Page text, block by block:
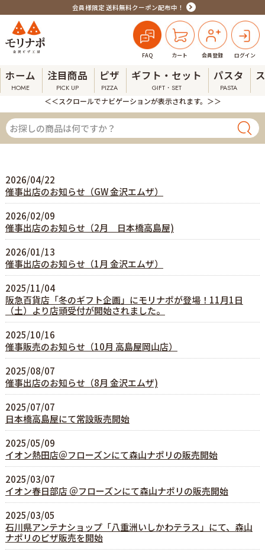
会員様限定 送料無料クーポン配布中！
FAQ カート 会員登録 ログイン
ホーム
HOME
注目商品
PICK UP
ピザ
PIZZA
ギフト・セット
GIFT・SET
パスタ
PASTA
＜＜スクロールでナビゲーションが表示されます。＞＞
2026/04/22
催事出店のお知らせ（GW 金沢エムザ）
2026/02/09
催事出店のお知らせ（2月 日本橋高島屋)
2026/01/13
催事出店のお知らせ（1月 金沢エムザ）
2025/11/04
阪急百貨店「冬のギフト企画」にモリナポが登場！11月1日
（土）より店頭受付が開始されました。
2025/10/16
催事販売のお知らせ（10月 高島屋岡山店）
2025/08/07
催事出店のお知らせ（8月 金沢エムザ)
2025/07/07
日本橋高島屋にて常設販売開始
2025/05/09
イオン熱田店＠フローズンにて森山ナポリの販売開始
2025/03/07
イオン春日部店 ＠フローズンにて森山ナポリの販売開始
2025/03/05
石川県アンテナショップ「八重洲いしかわテラス」にて、森山
ナポリのピザ販売を開始